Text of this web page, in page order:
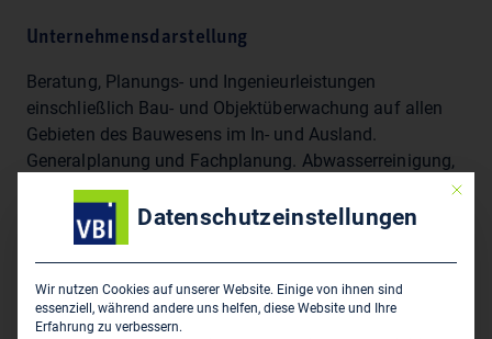
Unternehmensdarstellung
Beratung, Planungs- und Ingenieurleistungen
einschließlich Bau- und Objektüberwachung auf allen
Gebieten des Bauwesens im In- und Ausland.
Generalplanung und Fachplanung. Abwasserreinigung,
Kanalisation, Abfall- und Deponietechnik.
Wasserversorgung, Wasserwirtschaft, Hydraulik,
Generalentwässerungsplanung, Tragwerksplanung,
Eisenbahnbau, Flughafenbau, Straßenbau,
Verkehrsplanung, Energietechnik, Elektrotechnik,
Prozessleittechnik, technische Gebäudeausrüstung,
Mit
Datenschutzeinstellungen
Wir nutzen Cookies auf unserer Website. Einige von ihnen sind
essenziell, während andere uns helfen, diese Website und Ihre
Erfahrung zu verbessern.